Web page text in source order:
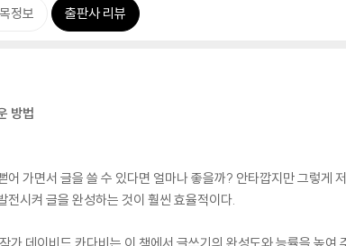
정보 출판사 리뷰
방법
가면서 글을 쓸 수 있다면 얼마나 좋을까? 안타깝지만 그렇게
시켜 글을 완성하는 것이 훨씬 효율적이다.